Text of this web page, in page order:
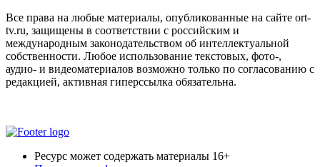
Все права на любые материалы, опубликованные на сайте ort-
tv.ru, защищены в соответствии с российским и
международным законодательством об интеллектуальной
собственности. Любое использование текстовых, фото-,
аудио- и видеоматериалов возможно только по согласованию с
редакцией, активная гиперссылка обязательна.
Ресурс может содержать материалы 16+